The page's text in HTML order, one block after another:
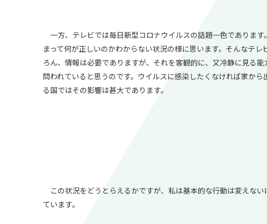
一方、テレビでは毎日新型コロナウイルスの話題一色でありま
まって何が正しいのかわからない状況の様に思います。そんなテ
ろん、情報は必要でありますが、それを客観的に、又冷静に見る
問われていると思うのです。ウイルスに感染したくなければ家か
る国ではその影響は甚大であります。
この状況をどうとらえるかですが、私は基本的な行動は変えな
ています。